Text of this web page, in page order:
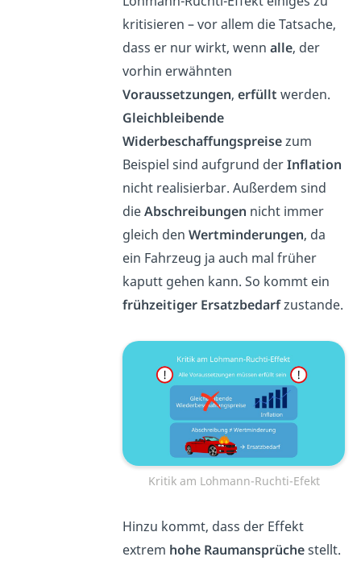
kritisieren – vor allem die Tatsache,
dass er nur wirkt, wennalle, der
vorhin erwähnten
Voraussetzungen,erfüllt werden.
Gleichbleibende
Widerbeschaffungspreisezum
Beispiel sind aufgrund derInflation
nicht realisierbar. Außerdem sind
dieAbschreibungen nicht immer
gleich denWertminderungen, da
ein Fahrzeug ja auch mal früher
kaputt gehen kann. So kommt ein
frühzeitiger Ersatzbedarfzustande.
Kritik am Lohmann-Ruchti-Efekt
Hinzu kommt, dass der Effekt
extrem hohe Raumansprüchestellt.